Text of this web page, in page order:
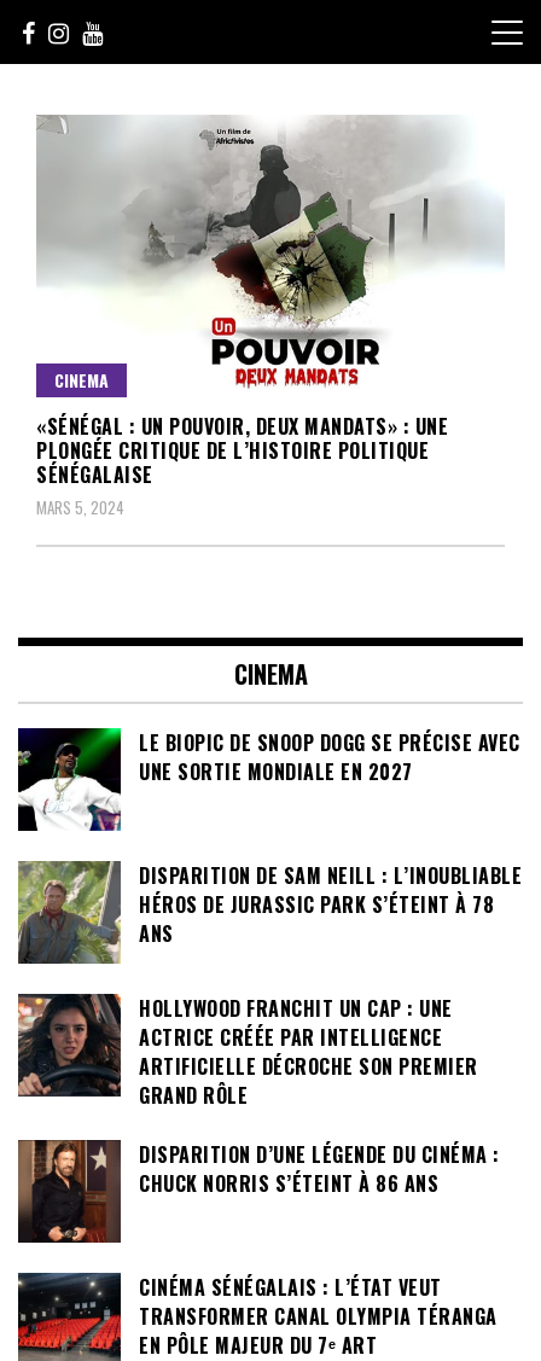
content
sunuculture
CINEMA
«SÉNÉGAL : UN POUVOIR, DEUX MANDATS» : UNE
PLONGÉE CRITIQUE DE L’HISTOIRE POLITIQUE
SÉNÉGALAISE
MARS 5, 2024
CINEMA
LE BIOPIC DE SNOOP DOGG SE PRÉCISE AVEC
UNE SORTIE MONDIALE EN 2027
DISPARITION DE SAM NEILL : L’INOUBLIABLE
HÉROS DE JURASSIC PARK S’ÉTEINT À 78
ANS
HOLLYWOOD FRANCHIT UN CAP : UNE
ACTRICE CRÉÉE PAR INTELLIGENCE
ARTIFICIELLE DÉCROCHE SON PREMIER
GRAND RÔLE
DISPARITION D’UNE LÉGENDE DU CINÉMA :
CHUCK NORRIS S’ÉTEINT À 86 ANS
CINÉMA SÉNÉGALAIS : L’ÉTAT VEUT
TRANSFORMER CANAL OLYMPIA TÉRANGA
EN PÔLE MAJEUR DU 7ᵉ ART